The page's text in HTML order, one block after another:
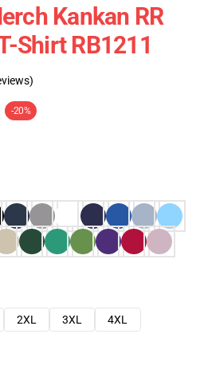
Kankan RR
Shirt RB1211
-20%
2XL 3XL
4XL